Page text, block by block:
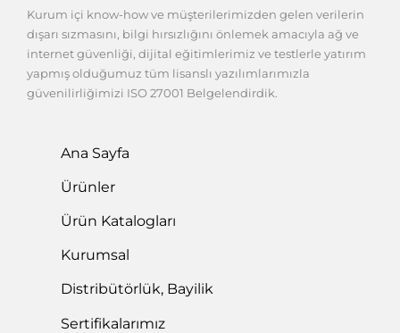
Kurum içi know-how ve müşterilerimizden gelen verilerin
dışarı sızmasını, bilgi hırsızlığını önlemek amacıyla ağ ve
internet güvenliği, dijital eğitimlerimiz ve testlerle yatırım
yapmış olduğumuz tüm lisanslı yazılımlarımızla
güvenilirliğimizi ISO 27001 Belgelendirdik.
Ana Sayfa
Ürünler
Ürün Katalogları
Kurumsal
Distribütörlük, Bayilik
Sertifikalarımız